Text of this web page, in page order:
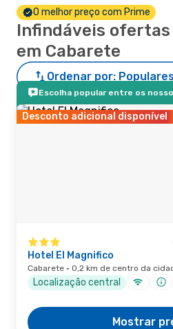
O melhor preço com Prime
Infindáveis
em Cabarete
Ordenar por:
Escolha popular entre os
Desconto adicional disponível
Hotel El Magnifico
Cabarete · 0,2 km de centro da
Localização central
Mostrar